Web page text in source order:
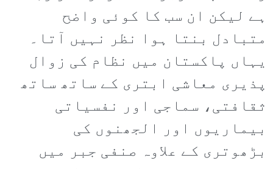
ہے لیکن ان سب کا کوئی واضح
متبادل بنتا ہوا نظر نہیں آتا۔
یہاں پاکستان میں نظام کی زوال
پذیری معاشی ابتری کے ساتھ ساتھ
ثقافتی، سماجی اور نفسیاتی
بیماریوں اور الجھنوں کی
بڑھوتری کے علاوہ صنفی جبر میں